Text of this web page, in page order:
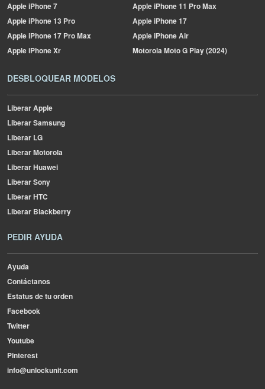
AppleiPhone 7 AppleiPhone 11 Pro Max
AppleiPhone 13 Pro AppleiPhone 17
AppleiPhone 17 Pro Max AppleiPhone Air
AppleiPhone Xr MotorolaMoto G Play (2024)
DESBLOQUEAR MODELOS
Liberar Apple
Liberar Samsung
Liberar LG
Liberar Motorola
Liberar Huawei
Liberar Sony
Liberar HTC
Liberar Blackberry
PEDIR AYUDA
Ayuda
Contáctanos
Estatus de tu orden
Facebook
Twitter
Youtube
Pinterest
info@unlockunit.com